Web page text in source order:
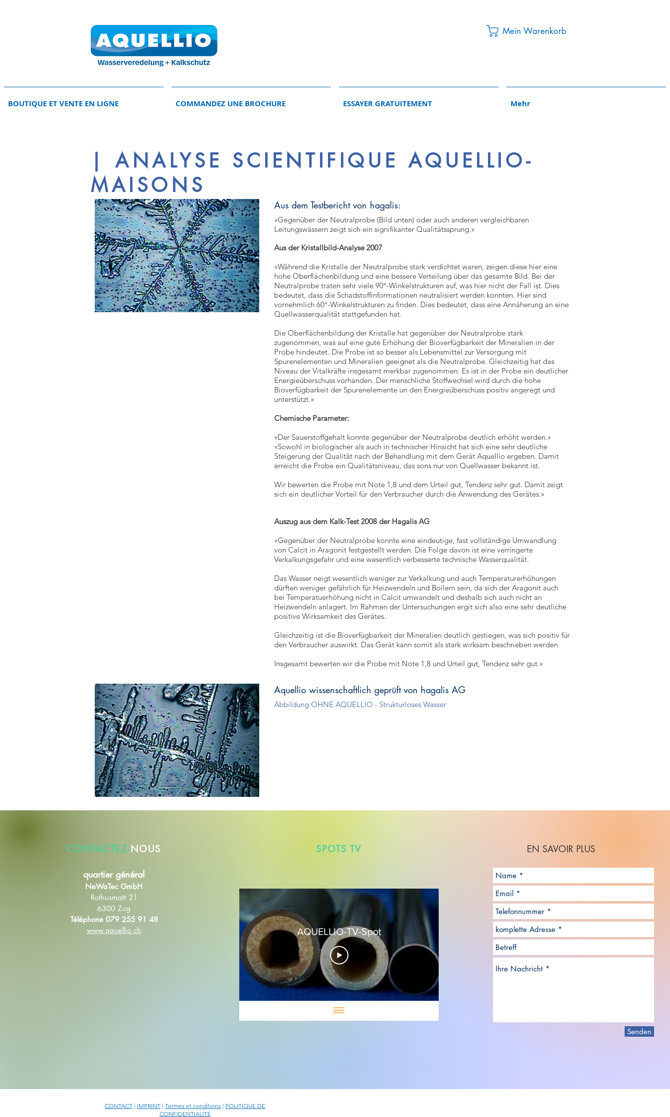
Mein Warenkorb
BOUTIQUE ET VENTE EN LIGNE COMMANDEZ UNE BROCHURE ESSAYER GRATUITEMENT Mehr
| ANALYSE SCIENTIFIQUE AQUELLIO-
MAISONS
Aus dem Testbericht von hagalis:
«Gegenüber der Neutralprobe (Bild unten) oder auch anderen vergleichbaren
Leitungswässern zeigt sich ein signifikanter Qualitätssprung.»
Aus der Kristallbild-Analyse 2007
«Während die Kristalle der Neutralprobe stark verdichtet waren, zeigen diese hier eine
hohe Oberflächenbildung und eine bessere Verteilung über das gesamte Bild. Bei der
Neutralprobe traten sehr viele 90°-Winkelstrukturen auf, was hier nicht der Fall ist. Dies
bedeutet, dass die Schadstoffinformationen neutralisiert werden konnten. Hier sind
vornehmlich 60°-Winkelstrukturen zu finden. Dies bedeutet, dass eine Annäherung an eine
Quellwasserqualität stattgefunden hat.
Die Oberflächenbildung der Kristalle hat gegenüber der Neutralprobe stark
zugenommen, was auf eine gute Erhöhung der Bioverfügbarkeit der Mineralien in der
Probe hindeutet. Die Probe ist so besser als Lebensmittel zur Versorgung mit
Spurenelementen und Mineralien geeignet als die Neutralprobe. Gleichzeitig hat das
Niveau der Vitalkräfte insgesamt merkbar zugenommen. Es ist in der Probe ein deutlicher
Energieüberschuss vorhanden. Der menschliche Stoffwechsel wird durch die hohe
Bioverfügbarkeit der Spurenelemente un den Energieüberschuss positiv angeregt und
unterstützt.»
Chemische Parameter:
«Der Sauerstoffgehalt konnte gegenüber der Neutralprobe deutlich erhöht werden.»
«Sowohl in biologischer als auch in technischer Hinsicht hat sich eine sehr deutliche
Steigerung der Qualität nach der Behandlung mit dem Gerät Aquellio ergeben. Damit
erreicht die Probe ein Qualitätsniveau, das sons nur von Quellwasser bekannt ist.
Wir bewerten die Probe mit Note 1,8 und dem Urteil gut, Tendenz sehr gut. Damit zeigt
sich ein deutlicher Vorteil für den Verbraucher durch die Anwendung des Gerätes.»
Auszug aus dem Kalk-Test 2008 der Hagalis AG
«Gegenüber der Neutralprobe konnte eine eindeutige, fast vollständige Umwandlung
von Calcit in Aragonit festgestellt werden. Die Folge davon ist eine verringerte
Verkalkungsgefahr und eine wesentlich verbesserte technische Wasserqualität.
Das Wasser neigt wesentlich weniger zur Verkalkung und auch Temperaturerhöhungen
dürften weniger gefährlich für Heizwendeln und Boilern sein, da sich der Aragonit auch
bei Temperatuerhöhung nicht in Calcit umwandelt und deshalb sich auch nicht an
Heizwendeln anlagert. Im Rahmen der Untersuchungen ergit sich also eine sehr deutliche
positive Wirksamkeit des Gerätes.
Gleichzeitig ist die Bioverfügbarkeit der Mineralien deutlich gestiegen, was sich positiv für
den Verbraucher auswirkt. Das Gerät kann somit als stark wirksam beschrieben werden.
Insgesamt bewerten wir die Probe mit Note 1,8 und Urteil gut, Tendenz sehr gut.»
Aquellio wissenschaftlich geprüft von hagalis AG
Abbildung OHNE AQUELLIO - Strukturloses Wasser
CONTACTEZ-NOUS
quartier général
NeWaTec GmbH
Rothusmatt 21
6300 Zug
Téléphone 079 255 91 48
www.aquellio.ch
SPOTS TV
AQUELLIO-TV-Spot
EN SAVOIR PLUS
Senden
CONTACT | IMPRINT | Termes et conditions | POLITIQUE DE
CONFIDENTIALITÉ